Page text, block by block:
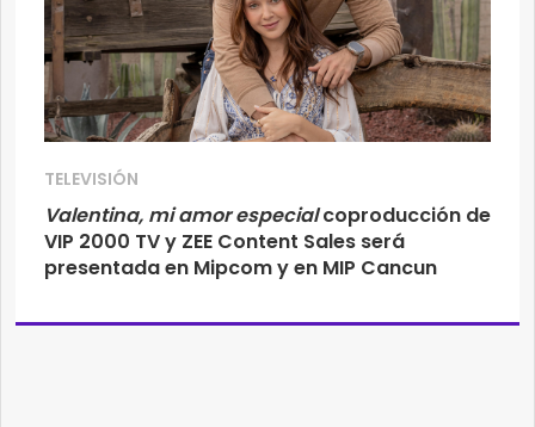
TELEVISIÓN
Valentina, mi amor especialcoproducción de
VIP 2000 TV y ZEE Content Sales será
presentada en Mipcom y en MIP Cancun